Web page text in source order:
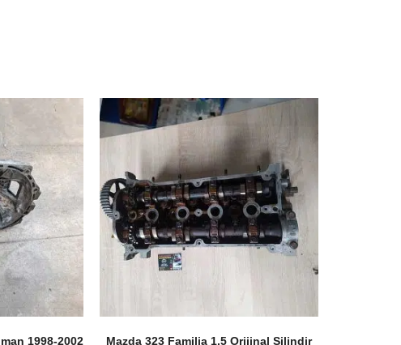
1998-2002 Mazda 323 Familia 1.5 Orijinal Silindir